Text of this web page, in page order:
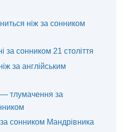
ніж за сонником
за сонником 21 століття
за англійським
— тлумачення за
за сонником Мандрівника